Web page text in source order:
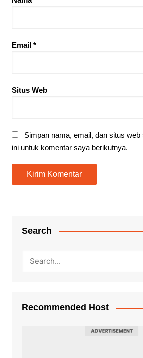
Email *
Situs Web
Simpan nama, email, dan situs
ini untuk komentar saya berikutnya.
Search
Recommended Host